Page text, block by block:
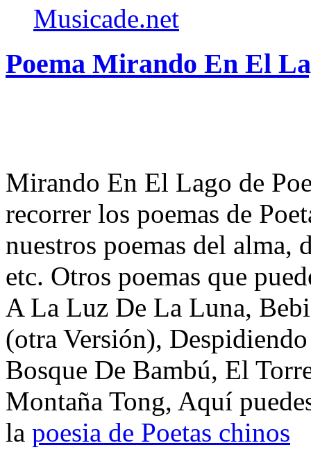
Musicade.net
Poema Mirando En El
Mirando En El Lago de
recorrer los poemas de
nuestros poemas del alma,
etc. Otros poemas que
A La Luz De La Luna,
(otra Versión),
Bosque De Bambú, El
Montaña Tong, Aquí
la poesia de Poetas chinos